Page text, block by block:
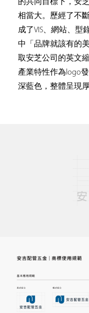
的共同目標下，安
相當大。歷經了不
成了VIS、網站、型
中「品牌就該有的
取安芝公司的英文
產業特性作為logo
深藍色，整體呈現